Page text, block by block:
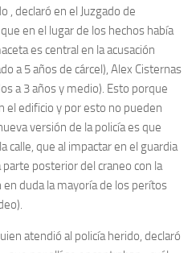
, declaró en el Juzgado de
en el lugar de los hechos había
es central en la acusación
a 5 años de cárcel), Alex Cisternas
a 3 años y medio). Esto porque
el edificio y por esto no pueden
versión de la policía es que
calle, que al impactar en el guardia
posterior del craneo con la
duda la mayoría de los perítos
atendió al policía herido, declaró